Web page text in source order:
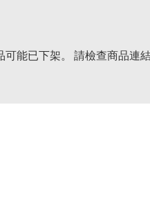
能已下架。 請檢查商品連